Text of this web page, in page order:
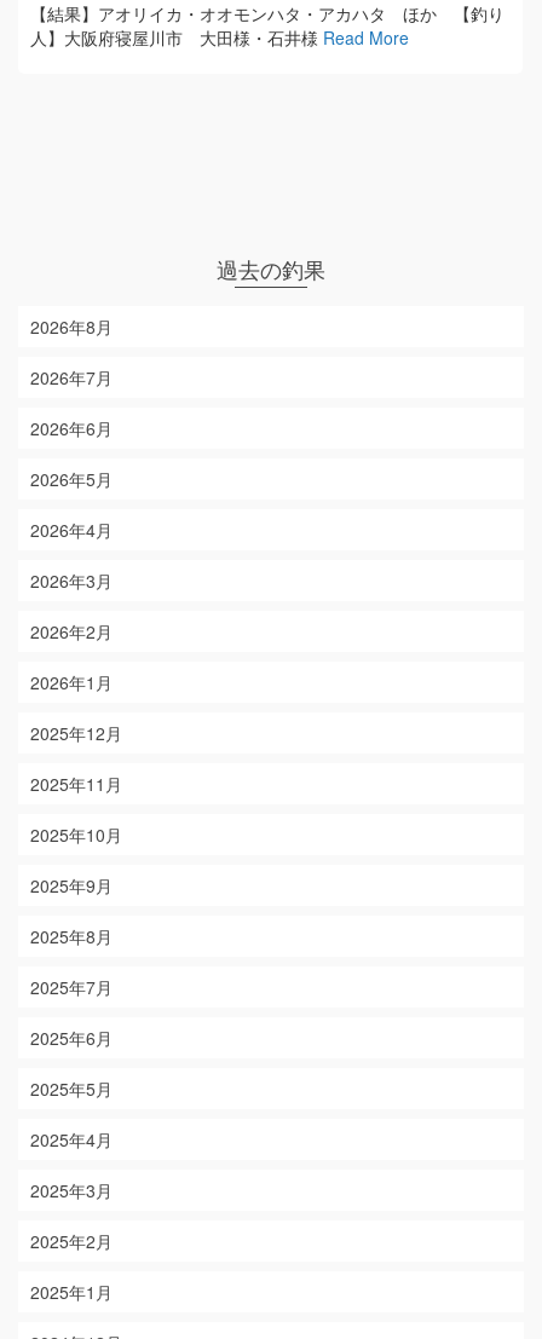
【結果】アオリイカ・オオモンハタ・アカハタ ほか 【釣り
人】大阪府寝屋川市 大田様・石井様 Read More
過去の釣果
2026年8月
2026年7月
2026年6月
2026年5月
2026年4月
2026年3月
2026年2月
2026年1月
2025年12月
2025年11月
2025年10月
2025年9月
2025年8月
2025年7月
2025年6月
2025年5月
2025年4月
2025年3月
2025年2月
2025年1月